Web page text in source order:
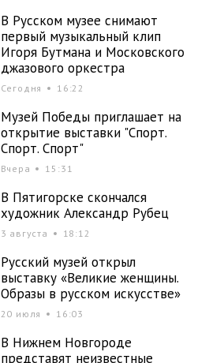
В Русском музее снимают
первый музыкальный клип
Игоря Бутмана и Московского
джазового оркестра
Сегодня 16:22
Музей Победы приглашает на
открытие выставки "Спорт.
Спорт. Спорт"
Вчера 15:31
В Пятигорске скончался
художник Александр Рубец
3 августа 18:12
Русский музей открыл
выставку «Великие женщины.
Образы в русском искусстве»
20 июля 16:03
В Нижнем Новгороде
представят неизвестные